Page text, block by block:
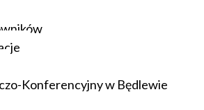
Konferencyjny w Będlewie